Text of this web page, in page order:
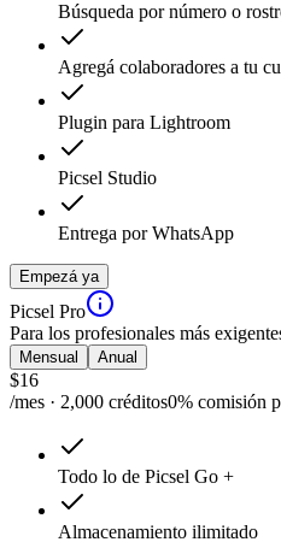
Búsqueda por número o
Agregá colaboradores a tu
Plugin para Lightroom
Picsel Studio
Entrega por WhatsApp
Empezá ya
Picsel Pro
Para los profesionales más
Mensual Anual
$16
/mes · 2,000 créditos0% comisión
Todo lo de Picsel Go +
Almacenamiento ilimitado